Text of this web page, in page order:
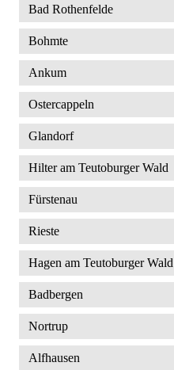
Bad Rothenfelde
Bohmte
Ankum
Ostercappeln
Glandorf
Hilter am Teutoburger Wald
Fürstenau
Rieste
Hagen am Teutoburger Wald
Badbergen
Nortrup
Alfhausen